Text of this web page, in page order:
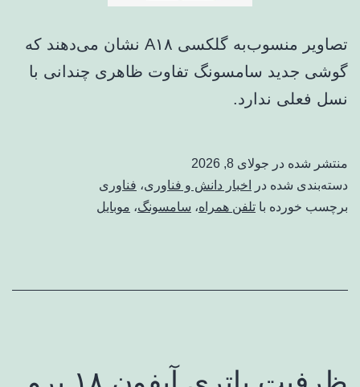
تصاویر منسوب‌به گلکسی A۱۸ نشان می‌دهند که
گوشی جدید سامسونگ تفاوت ظاهری چندانی با
نسل فعلی ندارد.
منتشر شده در جولای 8, 2026
دسته‌بندی شده در
اخبار دانش و فناوری، فناوری
برچسب خورده با تلفن همراه، سامسونگ، موبایل